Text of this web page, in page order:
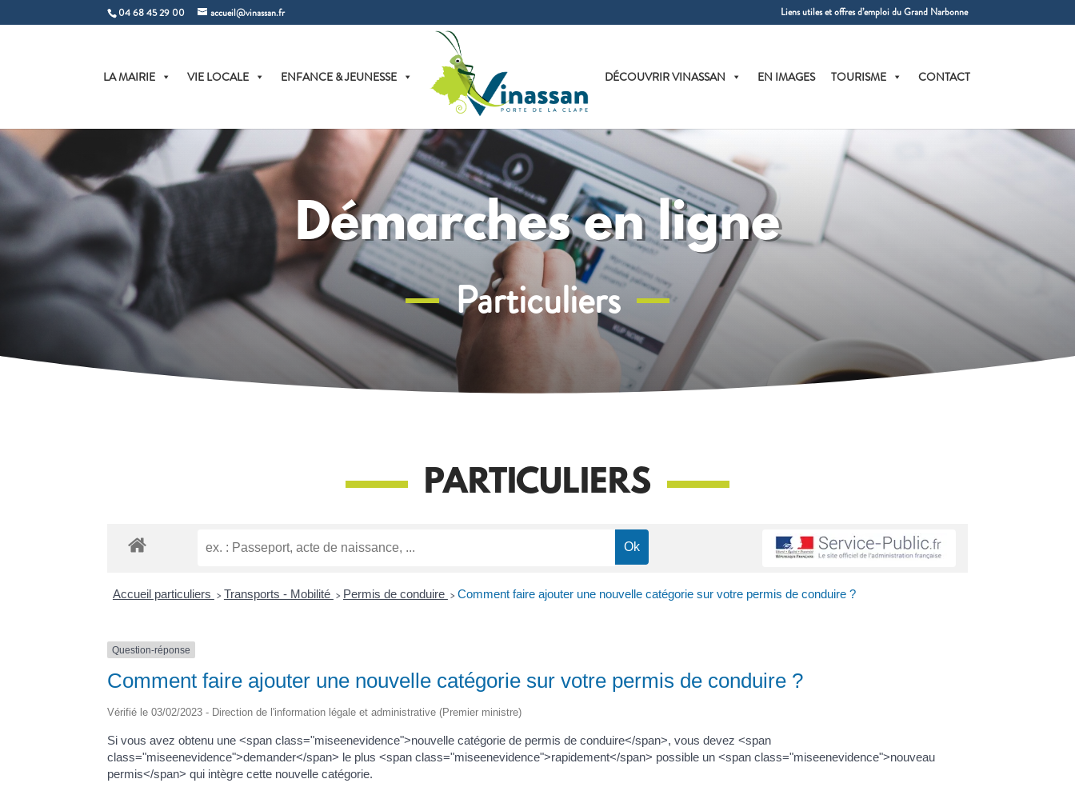
04 68 45 29 00 accueil@vinassan.fr Liens utiles et offres d’emploi du Grand Narbonne
LA MAIRIE VIE LOCALE ENFANCE & JEUNESSE DÉCOUVRIR VINASSAN EN IMAGES TOURISME CONTACT
Démarches en ligne
Particuliers
PARTICULIERS
Accueil particuliers > Transports - Mobilité > Permis de conduire > Comment faire ajouter une nouvelle catégorie sur votre permis de conduire ?
Question-réponse
Comment faire ajouter une nouvelle catégorie sur votre permis de conduire ?
Vérifié le 03/02/2023 - Direction de l'information légale et administrative (Premier ministre)
Si vous avez obtenu une <span class="miseenevidence">nouvelle catégorie de permis de conduire</span>, vous devez <span
class="miseenevidence">demander</span> le plus <span class="miseenevidence">rapidement</span> possible un <span class="miseenevidence">nouveau
permis</span> qui intègre cette nouvelle catégorie.